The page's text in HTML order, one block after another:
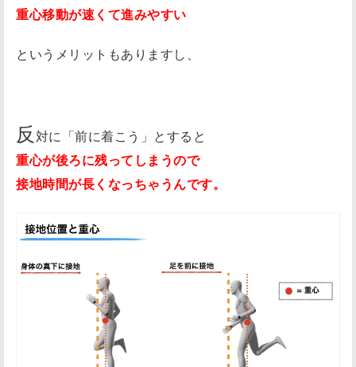
重心移動が速くて進みやすい
というメリットもありますし、
反 対に「前に着こう」とすると
重心が後ろに残ってしまうので
接地時間が長くなっちゃうんです。